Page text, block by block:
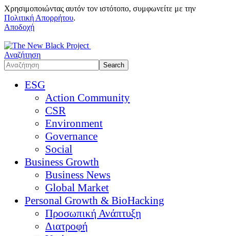
Χρησιμοποιώντας αυτόν τον ιστότοπο, συμφωνείτε με την
Πολιτική Απορρήτου.
Αποδοχή
Αναζήτηση
ESG
Action Community
CSR
Environment
Governance
Social
Business Growth
Business News
Global Market
Personal Growth & BioHacking
Προσωπική Ανάπτυξη
Διατροφή